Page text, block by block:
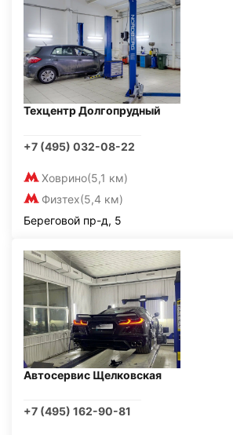
Техцентр Долгопрудный
+7 (495) 032-08-22
Ховрино(5,1 км)
Физтех(5,4 км)
Береговой пр-д, 5
Автосервис Щелковская
+7 (495) 162-90-81